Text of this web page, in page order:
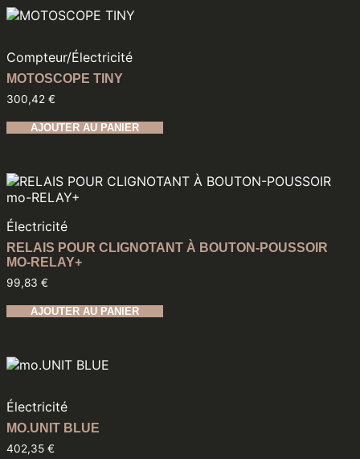
Compteur/Électricité
MOTOSCOPE TINY
300,42 €
AJOUTER AU PANIER
Électricité
RELAIS POUR CLIGNOTANT À BOUTON-POUSSOIR
MO-RELAY+
99,83 €
AJOUTER AU PANIER
Électricité
MO.UNIT BLUE
402,35 €